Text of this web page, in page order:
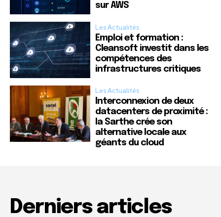
sur AWS
Les Actualités
Emploi et formation :
Cleansoft investit dans les
compétences des
infrastructures critiques
Les Actualités
Interconnexion de deux
datacenters de proximité :
la Sarthe crée son
alternative locale aux
géants du cloud
Derniers articles